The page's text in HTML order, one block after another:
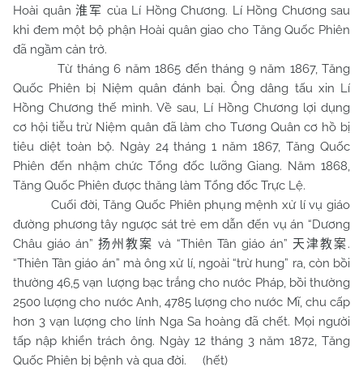
Hoài quân 淮军 của Lí Hồng Chương. Lí Hồng Chương sau
khi đem một bộ phận Hoài quân giao cho Tăng Quốc Phiên
đã ngầm cản trở.
Từ tháng 6 năm 1865 đến tháng 9 năm 1867, Tăng
Quốc Phiên bị Niệm quân đánh bại. Ông dâng tấu xin Lí
Hồng Chương thế mình. Về sau, Lí Hồng Chương lợi dụng
cơ hội tiễu trừ Niệm quân đã làm cho Tương Quân cơ hồ bị
tiêu diệt toàn bộ. Ngày 24 tháng 1 năm 1867, Tăng Quốc
Phiên đến nhậm chức Tổng đốc lưỡng Giang. Năm 1868,
Tăng Quốc Phiên được thăng làm Tổng đốc Trực Lệ.
Cuối đời, Tăng Quốc Phiên phụng mệnh xử lí vụ giáo
đường phương tây ngược sát trẻ em dẫn đến vụ án “Dương
Châu giáo án”扬州教案 và “Thiên Tân giáo án” 天津教案.
“Thiên Tân giáo án” mà ông xử lí, ngoài “trừ hung” ra, còn bồi
thường 46,5 vạn lượng bạc trắng cho nước Pháp, bồi thường
2500 lượng cho nước Anh, 4785 lượng cho nước Mĩ, chu cấp
hơn 3 vạn lượng cho lính Nga Sa hoàng đã chết. Mọi người
tấp nập khiển trách ông. Ngày 12 tháng 3 năm 1872, Tăng
Quốc Phiên bị bệnh và qua đời. (hết)